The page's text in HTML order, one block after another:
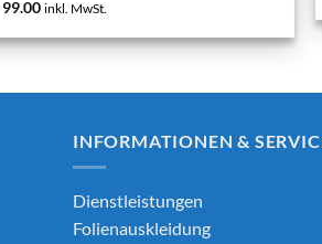
99.00 inkl. MwSt.
INFORMATIONEN &
Dienstleistungen
Folienauskleidung